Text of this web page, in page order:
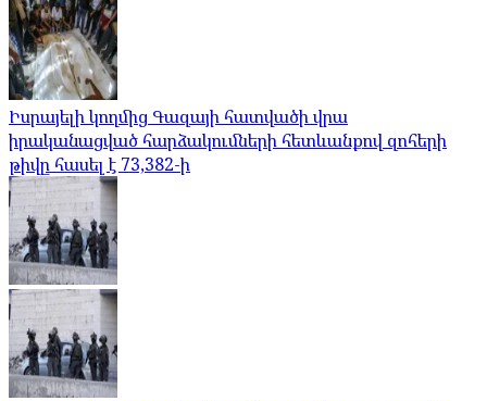
Իսրայելի կողմից Գազայի հատվածի վրա
իրականացված հարձակումների հետևանքով զոհերի
թիվը հասել է 73,382-ի